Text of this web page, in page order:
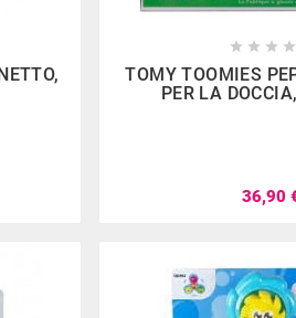
   
TOMY TOOMIES
PER LA
36,90